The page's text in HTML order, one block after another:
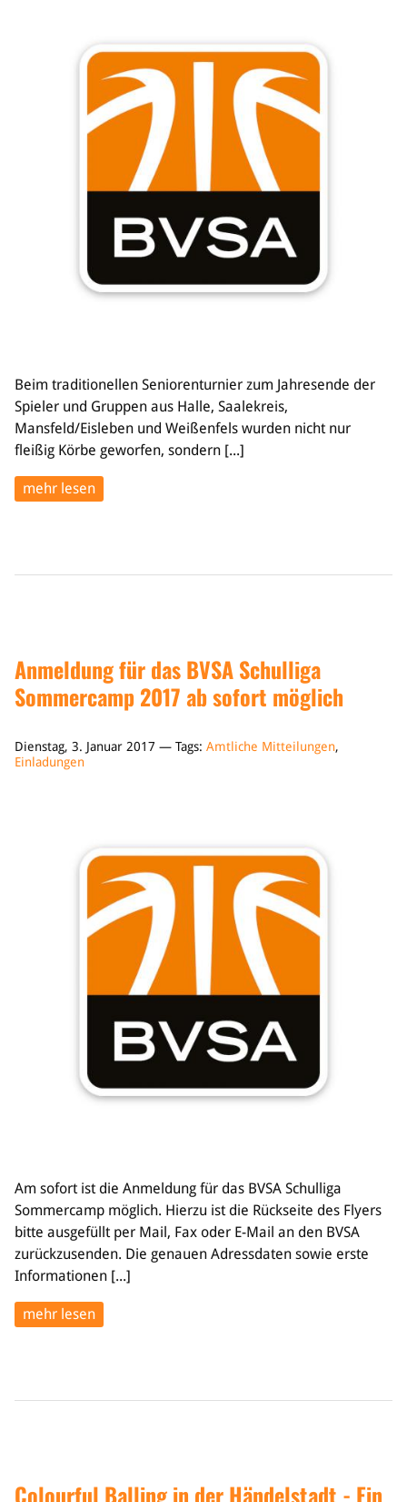
Beim traditionellen Seniorenturnier zum Jahresende der
Spieler und Gruppen aus Halle, Saalekreis,
Mansfeld/Eisleben und Weißenfels wurden nicht nur
fleißig Körbe geworfen, sondern [...]
mehr lesen
Anmeldung für das BVSA Schulliga
Sommercamp 2017 ab sofort möglich
Dienstag, 3. Januar 2017 — Tags: Amtliche Mitteilungen,
Einladungen
Am sofort ist die Anmeldung für das BVSA Schulliga
Sommercamp möglich. Hierzu ist die Rückseite des Flyers
bitte ausgefüllt per Mail, Fax oder E-Mail an den BVSA
zurückzusenden. Die genauen Adressdaten sowie erste
Informationen [...]
mehr lesen
Colourful Balling in der Händelstadt - Ein